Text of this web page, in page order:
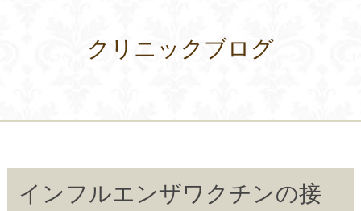
クリニックブログ
インフルエンザワクチンの接